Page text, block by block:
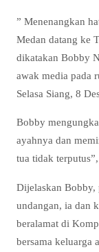
” Menenangkan
Medan datang ke
dikatakan Bobby
awak media pada
Selasa Siang, 8
Bobby
ayahnya dan
tua tidak
Dijelaskan Bobby,
undangan, ia dan
beralamat di
bersama keluarga